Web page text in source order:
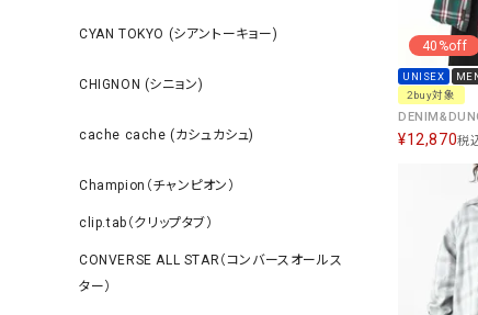
CYAN TOKYO (シアントーキョー)
CHIGNON (シニョン)
cache cache (カシュカシュ)
Champion（チャンピオン）
clip.tab（クリップタブ）
CONVERSE ALL STAR（コンバースオールス
ター）
40%off
UNISEX
2buy対象
¥12,870税